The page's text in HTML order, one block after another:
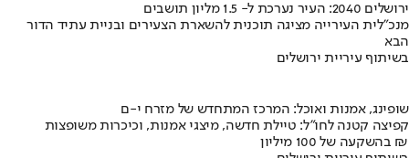
ירושלים 2040: העיר נערכת ל- 1.5 מליון תושבים
מנכ"לית העירייה מציגה תוכנית להשארת הצעירים ובניית עתיד הדור
הבא
בשיתוף עיריית ירושלים
שופינג, אמנות ואוכל: המרכז המתחדש של מזרח י-ם
קפיצה קטנה לחו"ל: טיילת חדשה, מיצגי אמנות, וכיכרות משופצות
בהשקעה של 100 מיליון ₪